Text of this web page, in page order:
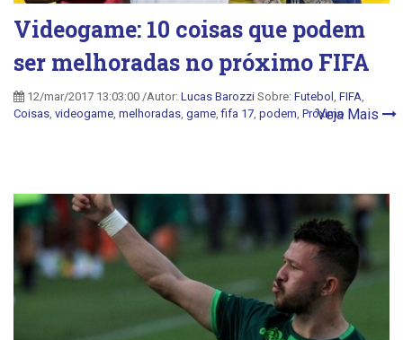
Videogame: 10 coisas que podem
ser melhoradas no próximo FIFA
12/mar/2017 13:03:00 /Autor: Lucas Barozzi Sobre: Futebol , FIFA,
Coisas, videogame, melhoradas, game,fifa 17, podem, Próximo
Veja Mais